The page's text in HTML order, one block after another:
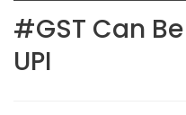
#GST Can
UPI